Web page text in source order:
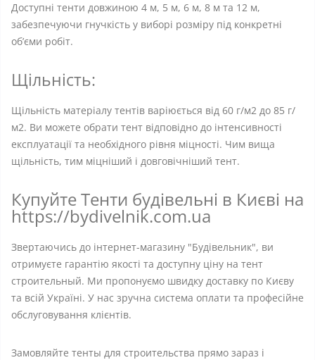
Доступні тенти довжиною 4 м, 5 м, 6 м, 8 м та 12 м,
забезпечуючи гнучкість у виборі розміру під конкретні
об’єми робіт.
Щільність:
Щільність матеріалу тентів варіюється від 60 г/м2 до 85 г/
м2. Ви можете обрати тент відповідно до інтенсивності
експлуатації та необхідного рівня міцності. Чим вища
щільність, тим міцніший і довговічніший тент.
Купуйте Тенти будівельні в Києві на
https://bydivelnik.com.ua
Звертаючись до інтернет-магазину "Будівельник", ви
отримуєте гарантію якості та доступну ціну на тент
строительный. Ми пропонуємо швидку доставку по Києву
та всій Україні. У нас зручна система оплати та професійне
обслуговування клієнтів.
Замовляйте тенты для строительства прямо зараз і